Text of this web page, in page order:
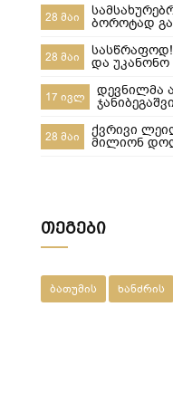
28 მაი ბოროტად
ხდება
28 მაი და
ნახოს, რა
ახლა კ
17 ივლ დევნილმა
დევნილთა
28 მაი ქვრივი
მილიონ
სასტუმროს
თეგები
ბათუმის ხანძრის